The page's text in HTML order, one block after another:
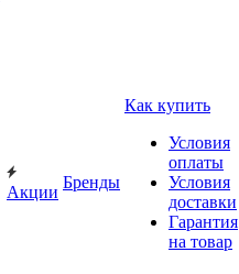
Акции
Бренды
Как купить
Условия
оплаты
Условия
доставки
Гарантия
на товар